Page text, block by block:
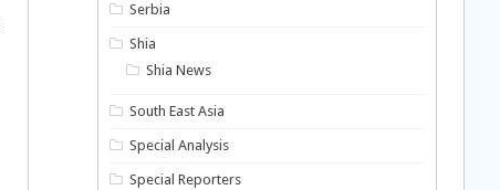
Serbia
Shia
Shia News
South East Asia
Special Analysis
Special Reporters